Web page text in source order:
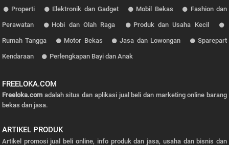
Properti Elektronik dan Gadget Mobil Bekas Fashion dan
Perawatan Hobi dan Olah Raga Produk dan Usaha Kecil
Rumah Tangga Motor Bekas Jasa dan Lowongan Sparepart
Kendaraan Perlengkapan Bayi dan Anak
FREELOKA.COM
Freeloka.comadalah situs dan aplikasi jual beli dan marketing online barang
bekas dan jasa.
ARTIKEL PRODUK
Artikel promosi jual beli online, info produk dan jasa, usaha dan bisnis dan